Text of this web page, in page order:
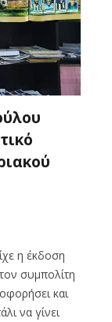
η έκδοση
συμπολίτη
και
να γίνει